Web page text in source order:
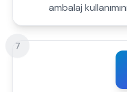
ambalaj
7